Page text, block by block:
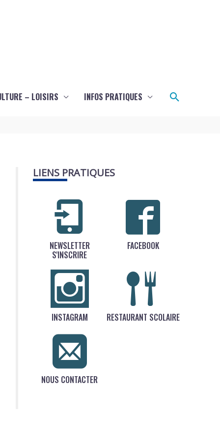
– LOISIRS INFOS PRATIQUES
LIENS PRATIQUES
NEWSLETTER
S'INSCRIRE
FACEBOOK
INSTAGRAM RESTAURANT SCOLAIRE
NOUS CONTACTER